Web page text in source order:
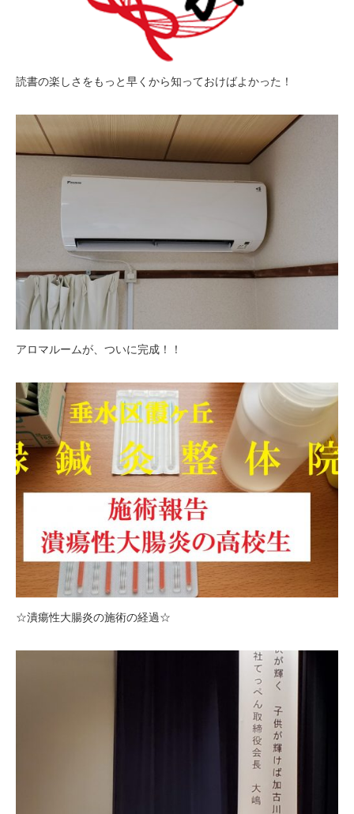
読書の楽しさをもっと早くから知っておけばよかった！
アロマルームが、ついに完成！！
☆潰瘍性大腸炎の施術の経過☆